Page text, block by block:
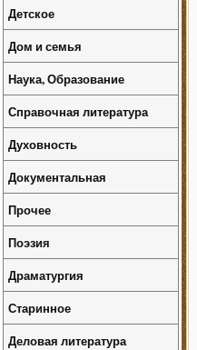
Детское
Дом и семья
Наука, Образование
Справочная литература
Духовность
Документальная
Прочее
Поэзия
Драматургия
Старинное
Деловая литература